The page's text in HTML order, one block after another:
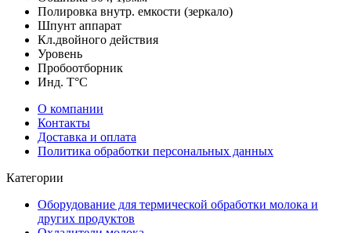
Полировка внутр. емкости (зеркало)
Шпунт аппарат
Кл.двойного действия
Уровень
Пробоотборник
Инд. Т°С
О компании
Контакты
Доставка и оплата
Политика обработки персональных данных
Категории
Оборудование для термической обработки молока и
других продуктов